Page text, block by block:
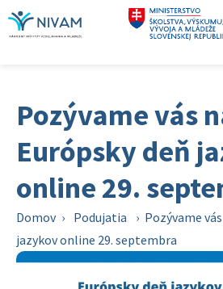
Pozývame vás
Európsky deň
online 29.
Domov › Podujatia › Pozývame
jazykov online 29. septembra